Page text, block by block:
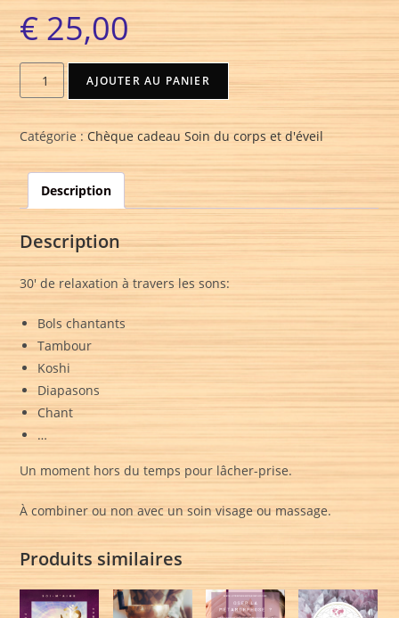
€ 25,00
AJOUTER AU PANIER
Catégorie : Chèque cadeau Soin du corps et d'éveil
Description
Description
30′ de relaxation à travers les sons:
Bols chantants
Tambour
Koshi
Diapasons
Chant
…
Un moment hors du temps pour lâcher-prise.
À combiner ou non avec un soin visage ou massage.
Produits similaires